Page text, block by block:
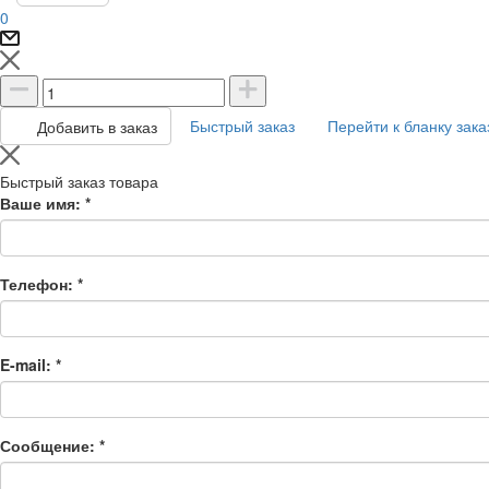
0
Добавить в заказ Быстрый заказ Перейти к бланку
Быстрый заказ товара
Ваше имя: *
Телефон: *
E-mail: *
Сообщение: *